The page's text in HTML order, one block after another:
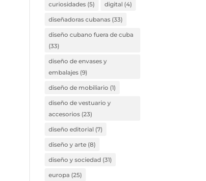
curiosidades (5) digital (4)
diseñadoras cubanas (33)
diseño cubano fuera de cuba
(33)
diseño de envases y
embalajes (9)
diseño de mobiliario (1)
diseño de vestuario y
accesorios (23)
diseño editorial (7)
diseño y arte (8)
diseño y sociedad (31)
europa (25)